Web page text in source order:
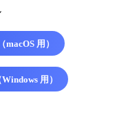
用）
用）